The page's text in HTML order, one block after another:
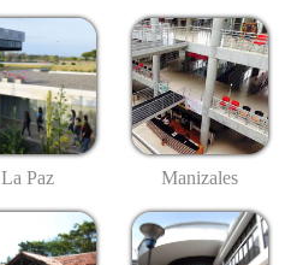
La Paz Manizales